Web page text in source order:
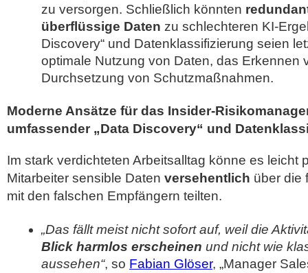
zu versorgen. Schließlich könnten
überflüssige Daten zu schlechteren KI-
Discovery“ und Datenklassifizierung seien
optimale Nutzung von Daten, das Erkennen
Durchsetzung von Schutzmaßnahmen.
Moderne Ansätze für das Insider-
umfassender „Data Discovery“ und
Im stark verdichteten Arbeitsalltag könne es leicht
Mitarbeiter sensible Daten versehentlich über die
mit den falschen Empfängern teilten.
„Das fällt meist nicht sofort auf, weil die
Blick harmlos erscheinen und nicht wie
aussehen“, so Fabian Glöser, „Manager